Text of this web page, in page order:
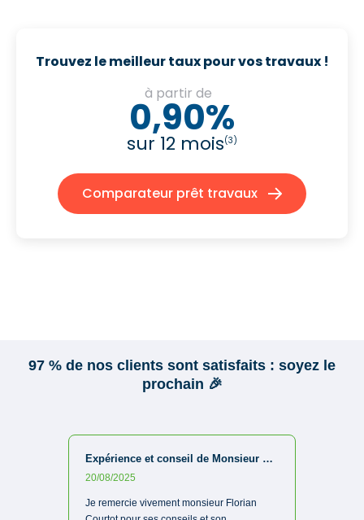
Trouvez le meilleur taux pour vos travaux !
à partir de
0,90%
sur 12 mois(3)
Comparateur prêt travaux